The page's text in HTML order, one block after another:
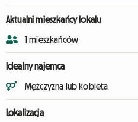
Aktualni mieszkańcy lokalu
1 mieszkańców
Idealny najemca
Mężczyzna lub kobieta
Lokalizacja